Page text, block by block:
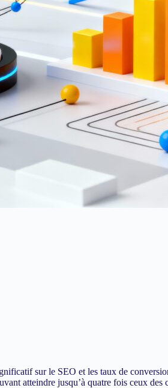
sur le SEO et les taux de
atteindre jusqu’à quatre fois ceux